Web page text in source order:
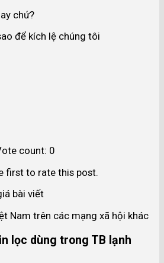
chứ?
để kích lệ chúng tôi
count: 0
first to rate this post.
bài viết
Nam trên các mạng xã hội khác
lọc dùng trong TB lạnh